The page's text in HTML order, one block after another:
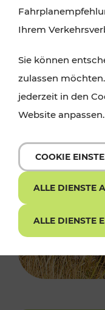
Ihrem
Sie können
zulassen
jederzeit in den
Website anpassen.
COOKIE
ALLE DIENSTE
ALLE DIENSTE